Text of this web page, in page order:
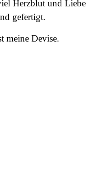
Herzblut und Liebe
gefertigt.
meine Devise.